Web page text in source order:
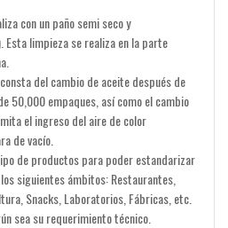
con un paño semi seco y
limpieza se realiza en la parte
del cambio de aceite después de
50,000 empaques, así como el cambio
el ingreso del aire de color
de vacío.
de productos para poder estandarizar
siguientes ámbitos: Restaurantes,
Snacks, Laboratorios, Fábricas, etc.
sea su requerimiento técnico.